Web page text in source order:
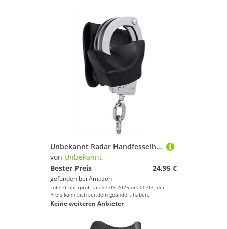
Unbekannt Radar Handfesselholster Leder - 4086-5200
von Unbekannt
Bester Preis
24,95 €
gefunden bei Amazon
zuletzt überprüft am 27.09.2025 um 00:03; der
Preis kann sich seitdem geändert haben.
Keine weiteren Anbieter